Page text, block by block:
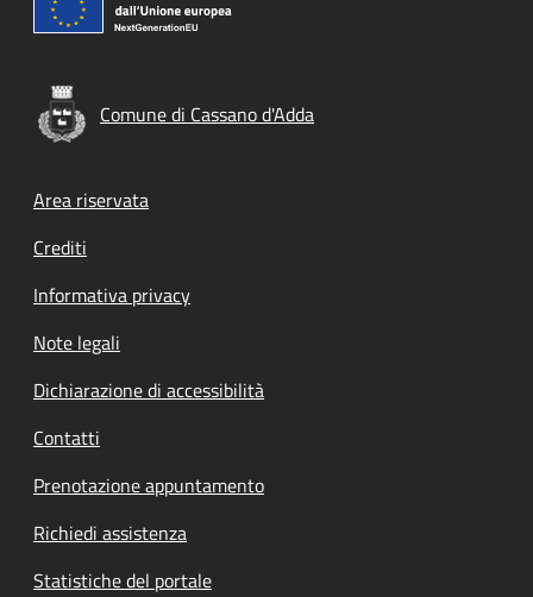
Comune di Cassano d'Adda
Footer menu
Area riservata
Crediti
Informativa privacy
Note legali
Dichiarazione di accessibilità
Contatti
Prenotazione appuntamento
Richiedi assistenza
Statistiche del portale